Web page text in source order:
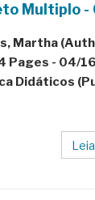
Multiplo -
Martha
Pages - 04/
Didáticos